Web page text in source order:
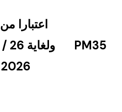
PM35
اعتبارا من 22
2026